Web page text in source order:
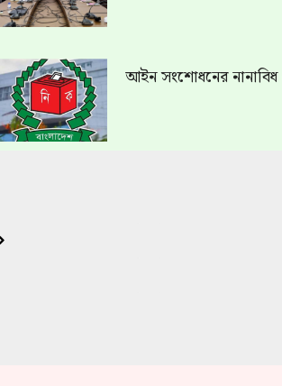
আইন সংশোধনের নানাবিধ